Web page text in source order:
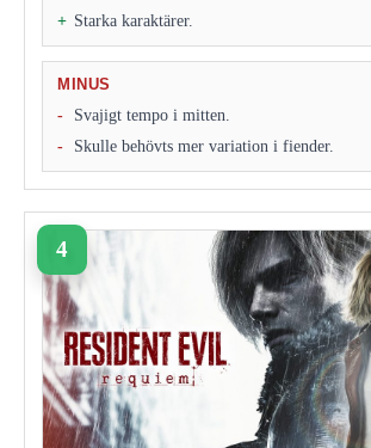
Starka karaktärer.
MINUS
Svajigt tempo i mitten.
Skulle behövts mer variation i fiender.